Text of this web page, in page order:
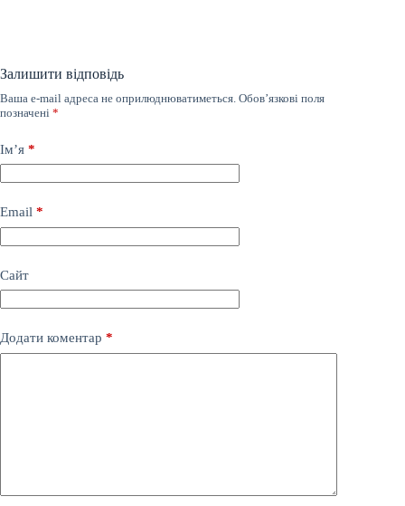
Залишити відповідь
Ваша e-mail адреса не оприлюднюватиметься. Обов’язкові поля
позначені *
Ім’я *
Email *
Сайт
Додати коментар *